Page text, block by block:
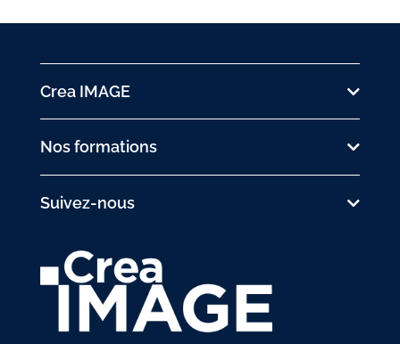
Crea IMAGE
Nos formations
Suivez-nous